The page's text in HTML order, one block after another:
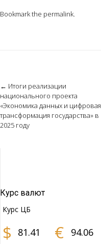
Bookmark the permalink.
Post
navigation
← Итоги реализации
национального проекта
«Экономика данных и цифровая
трансформация государства» в
2025 году
Курс валют
Курс ЦБ
$ 81.41 € 94.06